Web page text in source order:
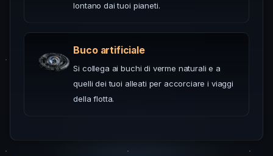
lontano dai tuoi pianeti.
Buco artificiale
Si collega ai buchi di verme naturali e a
quelli dei tuoi alleati per accorciare i viaggi
della flotta.